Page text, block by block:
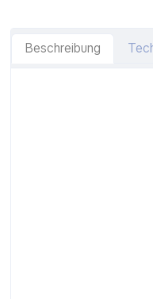
Beschreibung